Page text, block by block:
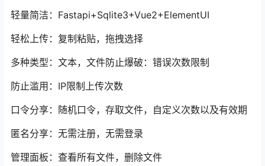
轻量简洁：Fastapi+Sqlite3+Vue2+ElementUI
轻松上传：复制粘贴，拖拽选择
多种类型：文本，文件防止爆破：错误次数限制
防止滥用：IP限制上传次数
口令分享：随机口令，存取文件，自定义次数以及有效期
匿名分享：无需注册，无需登录
管理面板：查看所有文件，删除文件